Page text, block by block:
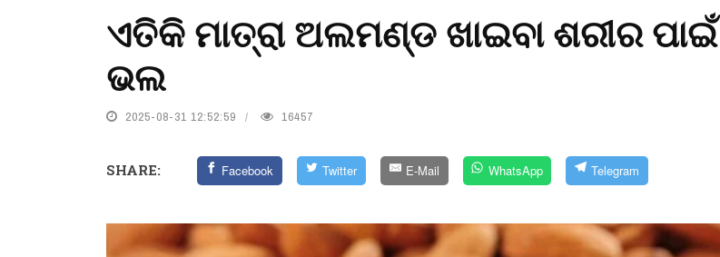
ଏତିକି ମାତ୍ରା ଅଲମଣ୍ଡ ଖାଇବା ଶରୀର ପାଇଁ
ଭଲ
2025-08-31 12:52:59 16457
SHARE: Facebook Twitter E-Mail WhatsApp Telegram